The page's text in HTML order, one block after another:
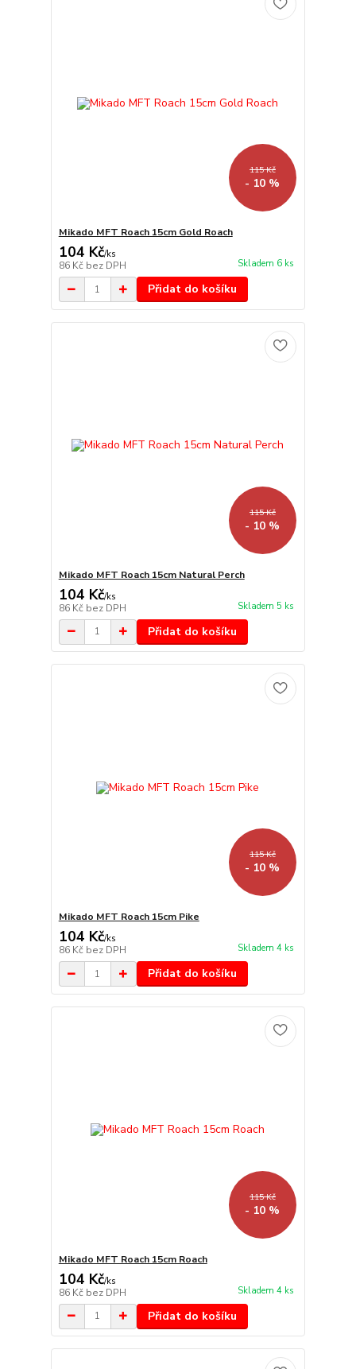
115 Kč
- 10 %
Mikado MFT Roach 15cm Gold Roach
104 Kč/ks
86 Kč bez DPH Skladem 6 ks
Přidat do košíku
115 Kč
- 10 %
Mikado MFT Roach 15cm Natural Perch
104 Kč/ks
86 Kč bez DPH Skladem 5 ks
Přidat do košíku
115 Kč
- 10 %
Mikado MFT Roach 15cm Pike
104 Kč/ks
86 Kč bez DPH Skladem 4 ks
Přidat do košíku
115 Kč
- 10 %
Mikado MFT Roach 15cm Roach
104 Kč/ks
86 Kč bez DPH Skladem 4 ks
Přidat do košíku